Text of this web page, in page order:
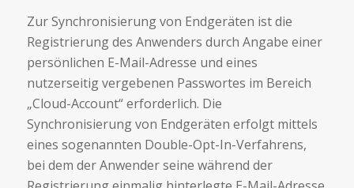
Zur Synchronisierung von Endgeräten ist die
Registrierung des Anwenders durch Angabe einer
persönlichen E-Mail-Adresse und eines
nutzerseitig vergebenen Passwortes im Bereich
„Cloud-Account“ erforderlich. Die
Synchronisierung von Endgeräten erfolgt mittels
eines sogenannten Double-Opt-In-Verfahrens,
bei dem der Anwender seine während der